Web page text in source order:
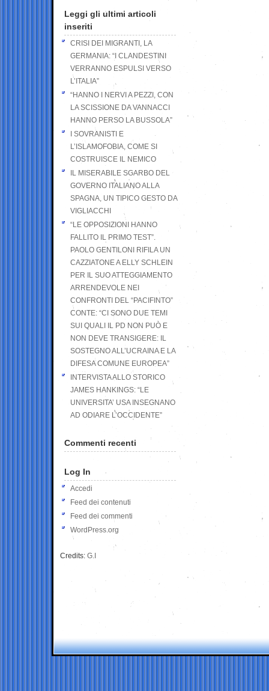
Leggi gli ultimi articoli
inseriti
CRISI DEI MIGRANTI, LA
GERMANIA: “I CLANDESTINI
VERRANNO ESPULSI VERSO
L’ITALIA”
“HANNO I NERVI A PEZZI, CON
LA SCISSIONE DA VANNACCI
HANNO PERSO LA BUSSOLA”
I SOVRANISTI E
L’ISLAMOFOBIA, COME SI
COSTRUISCE IL NEMICO
IL MISERABILE SGARBO DEL
GOVERNO ITALIANO ALLA
SPAGNA, UN TIPICO GESTO DA
VIGLIACCHI
“LE OPPOSIZIONI HANNO
FALLITO IL PRIMO TEST”.
PAOLO GENTILONI RIFILA UN
CAZZIATONE A ELLY SCHLEIN
PER IL SUO ATTEGGIAMENTO
ARRENDEVOLE NEI
CONFRONTI DEL “PACIFINTO”
CONTE: “CI SONO DUE TEMI
SUI QUALI IL PD NON PUÒ E
NON DEVE TRANSIGERE: IL
SOSTEGNO ALL’UCRAINA E LA
DIFESA COMUNE EUROPEA”
INTERVISTA ALLO STORICO
JAMES HANKINGS: “LE
UNIVERSITA’ USA INSEGNANO
AD ODIARE L’OCCIDENTE”
Commenti recenti
Log In
Accedi
Feed dei contenuti
Feed dei commenti
WordPress.org
Credits: G.I